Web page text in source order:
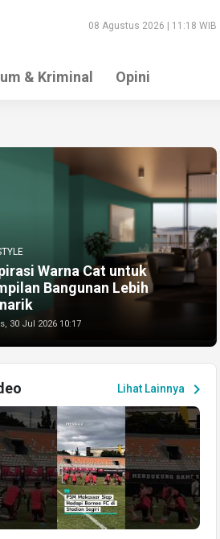
08 Agustus 2026 | 11:18 WIB
& Kriminal Opini
Warna Cat untuk
Bangunan Lebih
30 Jul 2026 10:17
Lihat Lainnya chevron_right